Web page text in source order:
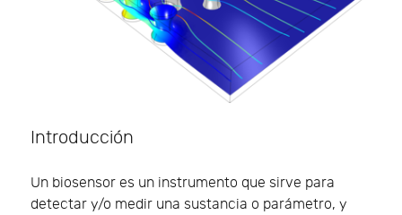
Introducción
Un biosensor es un instrumento que sirve para
detectar y/o medir una sustancia o parámetro, y